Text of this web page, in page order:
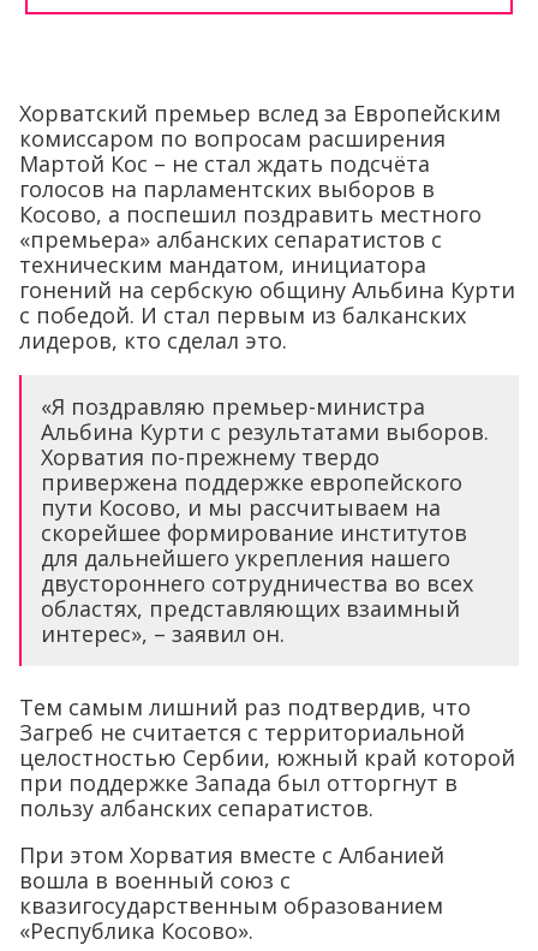
Хорватский премьер вслед за Европейским
комиссаром по вопросам расширения
Мартой Кос – не стал ждать подсчёта
голосов на парламентских выборов в
Косово, а поспешил поздравить местного
«премьера» албанских сепаратистов с
техническим мандатом, инициатора
гонений на сербскую общину Альбина Курти
с победой. И стал первым из балканских
лидеров, кто сделал это.
«Я поздравляю премьер-министра
Альбина Курти с результатами выборов.
Хорватия по-прежнему твердо
привержена поддержке европейского
пути Косово, и мы рассчитываем на
скорейшее формирование институтов
для дальнейшего укрепления нашего
двустороннего сотрудничества во всех
областях, представляющих взаимный
интерес», – заявил он.
Тем самым лишний раз подтвердив, что
Загреб не считается с территориальной
целостностью Сербии, южный край которой
при поддержке Запада был отторгнут в
пользу албанских сепаратистов.
При этом Хорватия вместе с Албанией
вошла в военный союз с
квазигосударственным образованием
«Республика Косово».